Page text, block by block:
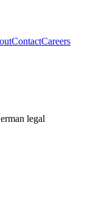
ContactCareers
legal